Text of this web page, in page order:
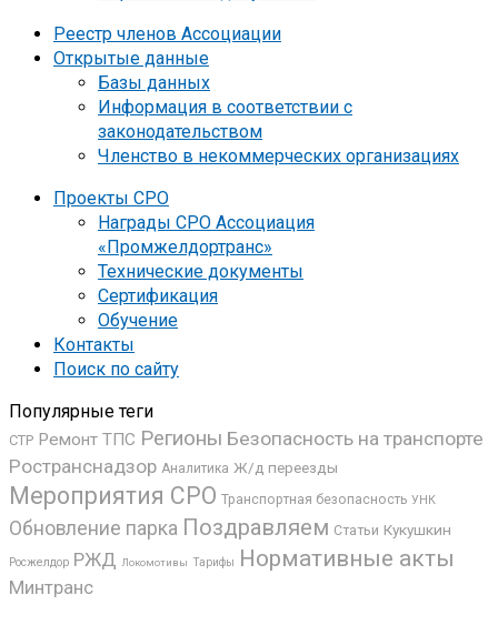
Реестр членов Ассоциации
Открытые данные
Базы данных
Информация в соответствии с
законодательством
Членство в некоммерческих организациях
Проекты СРО
Награды СРО Ассоциация
«Промжелдортранс»
Технические документы
Сертификация
Обучение
Контакты
Поиск по сайту
Популярные теги
СТР Ремонт ТПС Регионы Безопасность на транспорте
Ространснадзор Аналитика Ж/д переезды
Мероприятия СРО Транспортная безопасность УНК
Обновление парка Поздравляем Статьи Кукушкин
Росжелдор РЖД Локомотивы Тарифы Нормативные акты
Минтранс